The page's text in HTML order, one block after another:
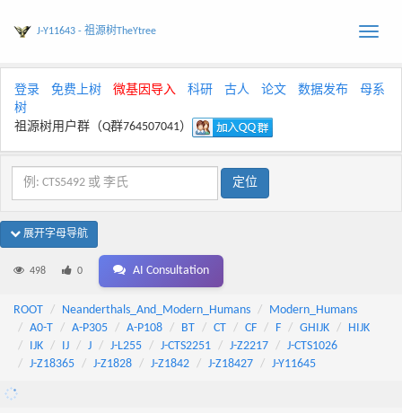
Toggle
J-Y11643 - 祖源树TheYtree
登录 免费上树 微基因导入 科研 古人 论文 数据发布
母系
树
祖源树用户群（Q群764507041）
展开字母导航
498 0 AI Consultation
ROOT Neanderthals_And_Modern_Humans
Modern_Humans
A0-T
A-P305 A-P108 BT CT CF F GHIJK
HIJK
IJK
IJ J J-L255 J-CTS2251 J-Z2217
J-CTS1026
J-Z18365
J-Z1828 J-Z1842 J-Z18427 J-Y11645